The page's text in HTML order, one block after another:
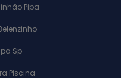
Pipa
Sp
Piscina